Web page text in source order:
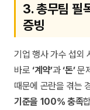
3. 총무팀 필
증빙
기업 행사 가수 섭외
바로‘계약’과‘돈’문
때문에 곤란을 겪는
기준을 100% 충족